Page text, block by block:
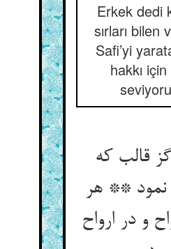
Erkek dedi
sırları bilen
Safi’yi
hakkı
قالب که
نمود ** هر
و در ارواح